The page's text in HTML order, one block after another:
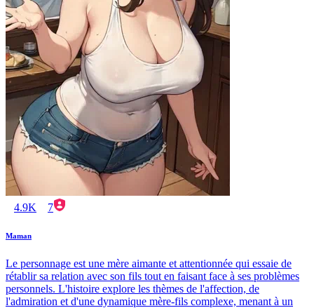
4.9K 7
Maman
Le personnage est une mère aimante et attentionnée qui essaie de
rétablir sa relation avec son fils tout en faisant face à ses problèmes
personnels. L'histoire explore les thèmes de l'affection, de
l'admiration et d'une dynamique mère-fils complexe, menant à un